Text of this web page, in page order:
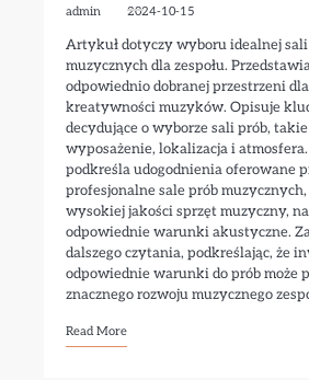
admin 2024-10-15
Artykuł dotyczy wyboru idealnej
muzycznych dla zespołu.
odpowiednio dobranej przestrzeni
kreatywności muzyków. Opisuje
decydujące o wyborze sali prób,
wyposażenie, lokalizacja i
podkreśla udogodnienia oferowane
profesjonalne sale prób
wysokiej jakości sprzęt muzyczny,
odpowiednie warunki akustyczne.
dalszego czytania, podkreślając, że
odpowiednie warunki do prób może
znacznego rozwoju muzycznego
Read More